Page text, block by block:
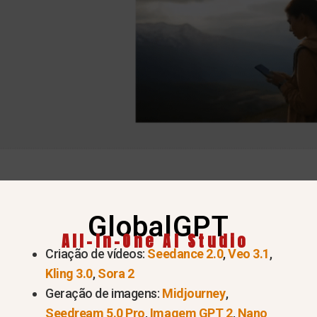
de marca d’água
d'água do Sora 2 da OpenAI é:
GlobalGPT
All-In-One AI Studio
Criação de vídeos: Seedance 2.0,Veo 3.1,
Kling 3.0,Sora 2
Geração de imagens: Midjourney,
Seedream 5.0 Pro,Imagem GPT 2,Nano